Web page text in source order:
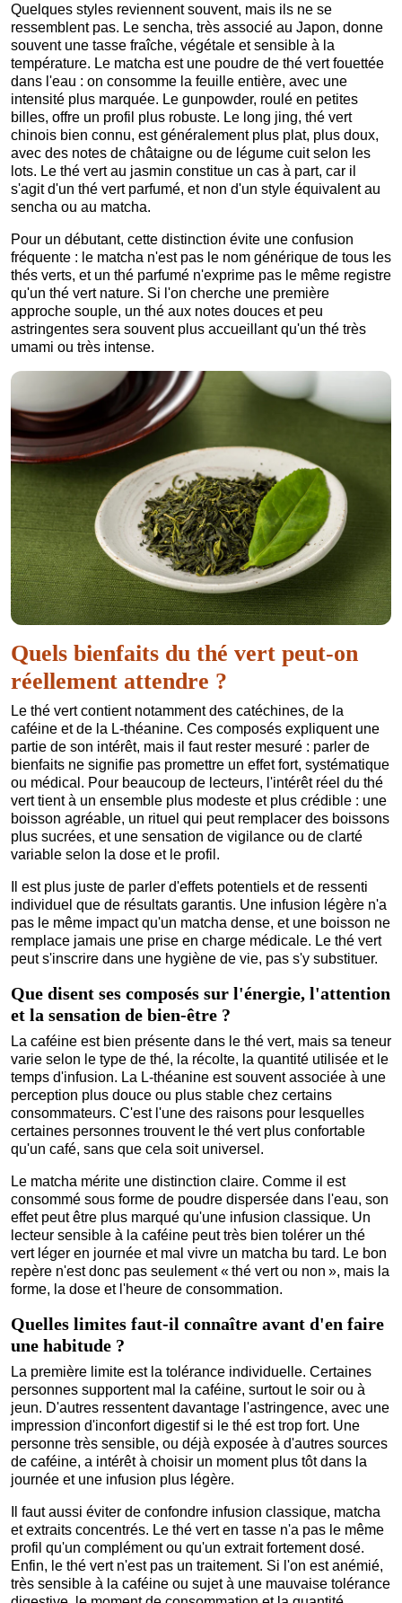
Quelques styles reviennent souvent, mais ils ne se
ressemblent pas. Le sencha, très associé au Japon, donne
souvent une tasse fraîche, végétale et sensible à la
température. Le matcha est une poudre de thé vert fouettée
dans l'eau : on consomme la feuille entière, avec une
intensité plus marquée. Le gunpowder, roulé en petites
billes, offre un profil plus robuste. Le long jing, thé vert
chinois bien connu, est généralement plus plat, plus doux,
avec des notes de châtaigne ou de légume cuit selon les
lots. Le thé vert au jasmin constitue un cas à part, car il
s'agit d'un thé vert parfumé, et non d'un style équivalent au
sencha ou au matcha.
Pour un débutant, cette distinction évite une confusion
fréquente : le matcha n'est pas le nom générique de tous les
thés verts, et un thé parfumé n'exprime pas le même registre
qu'un thé vert nature. Si l'on cherche une première
approche souple, un thé aux notes douces et peu
astringentes sera souvent plus accueillant qu'un thé très
umami ou très intense.
Quels bienfaits du thé vert peut-on
réellement attendre ?
Le thé vert contient notamment des catéchines, de la
caféine et de la L-théanine. Ces composés expliquent une
partie de son intérêt, mais il faut rester mesuré : parler de
bienfaits ne signifie pas promettre un effet fort, systématique
ou médical. Pour beaucoup de lecteurs, l'intérêt réel du thé
vert tient à un ensemble plus modeste et plus crédible : une
boisson agréable, un rituel qui peut remplacer des boissons
plus sucrées, et une sensation de vigilance ou de clarté
variable selon la dose et le profil.
Il est plus juste de parler d'effets potentiels et de ressenti
individuel que de résultats garantis. Une infusion légère n'a
pas le même impact qu'un matcha dense, et une boisson ne
remplace jamais une prise en charge médicale. Le thé vert
peut s'inscrire dans une hygiène de vie, pas s'y substituer.
Que disent ses composés sur l'énergie, l'attention
et la sensation de bien-être ?
La caféine est bien présente dans le thé vert, mais sa teneur
varie selon le type de thé, la récolte, la quantité utilisée et le
temps d'infusion. La L-théanine est souvent associée à une
perception plus douce ou plus stable chez certains
consommateurs. C'est l'une des raisons pour lesquelles
certaines personnes trouvent le thé vert plus confortable
qu'un café, sans que cela soit universel.
Le matcha mérite une distinction claire. Comme il est
consommé sous forme de poudre dispersée dans l'eau, son
effet peut être plus marqué qu'une infusion classique. Un
lecteur sensible à la caféine peut très bien tolérer un thé
vert léger en journée et mal vivre un matcha bu tard. Le bon
repère n'est donc pas seulement « thé vert ou non », mais la
forme, la dose et l'heure de consommation.
Quelles limites faut-il connaître avant d'en faire
une habitude ?
La première limite est la tolérance individuelle. Certaines
personnes supportent mal la caféine, surtout le soir ou à
jeun. D'autres ressentent davantage l'astringence, avec une
impression d'inconfort digestif si le thé est trop fort. Une
personne très sensible, ou déjà exposée à d'autres sources
de caféine, a intérêt à choisir un moment plus tôt dans la
journée et une infusion plus légère.
Il faut aussi éviter de confondre infusion classique, matcha
et extraits concentrés. Le thé vert en tasse n'a pas le même
profil qu'un complément ou qu'un extrait fortement dosé.
Enfin, le thé vert n'est pas un traitement. Si l'on est anémié,
très sensible à la caféine ou sujet à une mauvaise tolérance